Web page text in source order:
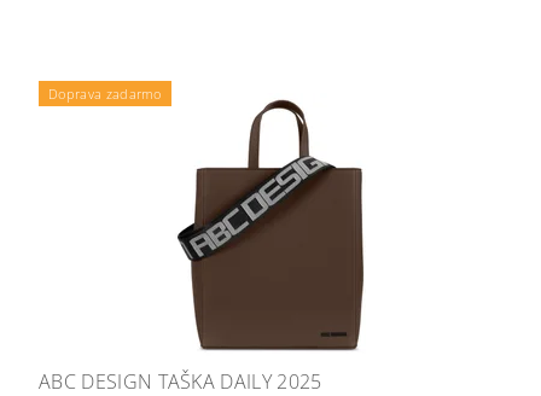
Doprava zadarmo
ABC DESIGN TAŠKA DAILY 2025